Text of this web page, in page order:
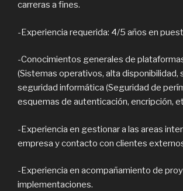
carreras a fines.
-Experiencia requerida: 4/5 años en
-Conocimientos generales de
(Sistemas operativos, alta disponibilidad,
seguridad informática (Seguridad de
esquemas de autenticación, encripción,
-Experiencia en gestionar a las areas
empresa y contacto con clientes
-Experiencia en acompañamiento de
implementaciones.